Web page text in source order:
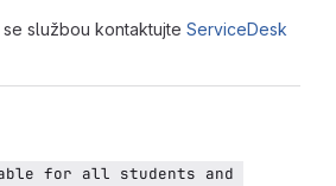
službou kontaktujte ServiceDesk
for all students and